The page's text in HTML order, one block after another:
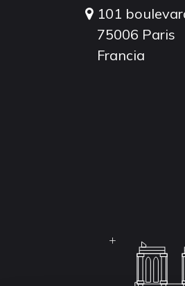
101
75006 Paris
Francia